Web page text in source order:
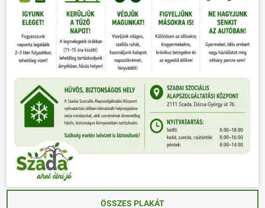
ÖSSZES PLAKÁT